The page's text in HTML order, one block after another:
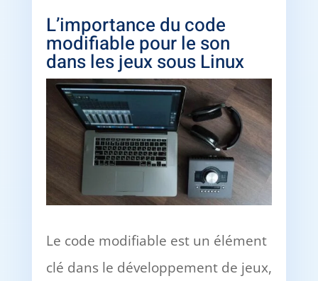
L’importance du code
modifiable pour le son
dans les jeux sous Linux
Le code modifiable est un élément
clé dans le développement de jeux,